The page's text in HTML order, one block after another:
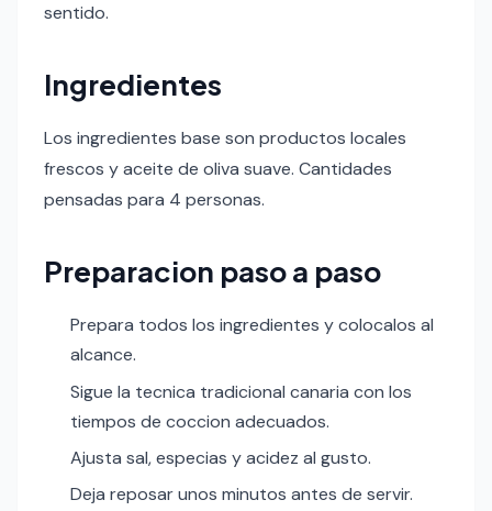
sentido.
Ingredientes
Los ingredientes base son productos locales
frescos y aceite de oliva suave. Cantidades
pensadas para 4 personas.
Preparacion paso a paso
Prepara todos los ingredientes y colocalos al
alcance.
Sigue la tecnica tradicional canaria con los
tiempos de coccion adecuados.
Ajusta sal, especias y acidez al gusto.
Deja reposar unos minutos antes de servir.